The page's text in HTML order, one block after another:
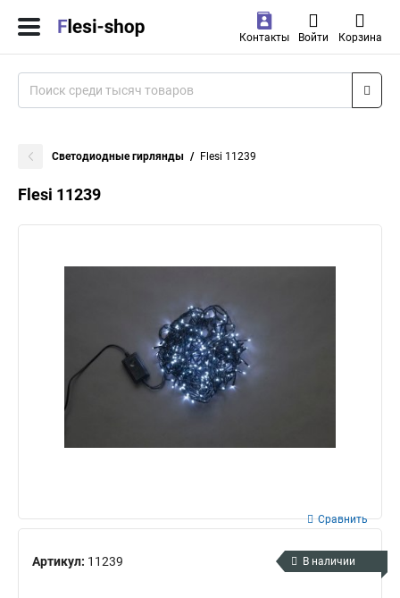
Контакты Войти Корзина
Светодиодные гирлянды Flesi 11239
Flesi 11239
Артикул: 11239
Сравнить
В наличии